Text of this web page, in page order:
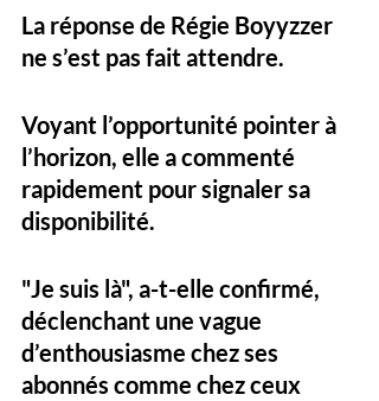
La réponse de Régie Boyyzzer
ne s’est pas fait attendre.
Voyant l’opportunité pointer à
l’horizon, elle a commenté
rapidement pour signaler sa
disponibilité.
"Je suis là", a-t-elle confirmé,
déclenchant une vague
d’enthousiasme chez ses
abonnés comme chez ceux